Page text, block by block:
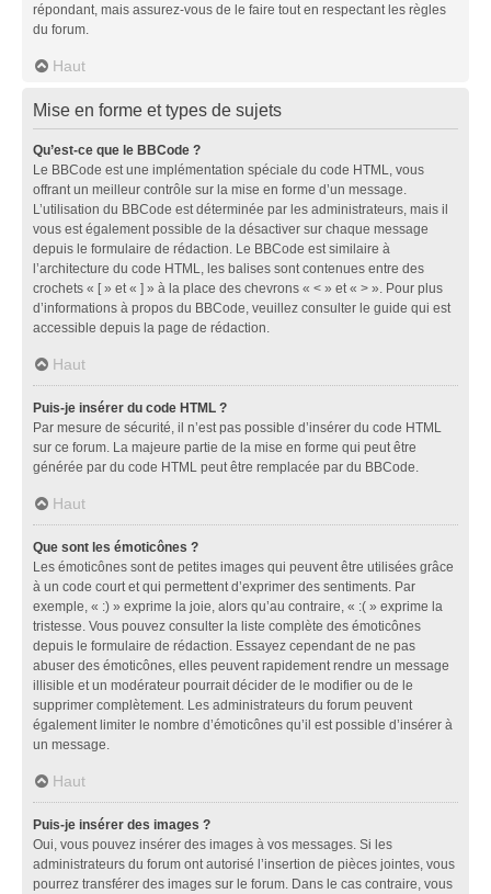
répondant, mais assurez-vous de le faire tout en respectant les règles
du forum.
Haut
Mise en forme et types de sujets
Qu’est-ce que le BBCode ?
Le BBCode est une implémentation spéciale du code HTML, vous
offrant un meilleur contrôle sur la mise en forme d’un message.
L’utilisation du BBCode est déterminée par les administrateurs, mais il
vous est également possible de la désactiver sur chaque message
depuis le formulaire de rédaction. Le BBCode est similaire à
l’architecture du code HTML, les balises sont contenues entre des
crochets « [ » et « ] » à la place des chevrons « < » et « > ». Pour plus
d’informations à propos du BBCode, veuillez consulter le guide qui est
accessible depuis la page de rédaction.
Haut
Puis-je insérer du code HTML ?
Par mesure de sécurité, il n’est pas possible d’insérer du code HTML
sur ce forum. La majeure partie de la mise en forme qui peut être
générée par du code HTML peut être remplacée par du BBCode.
Haut
Que sont les émoticônes ?
Les émoticônes sont de petites images qui peuvent être utilisées grâce
à un code court et qui permettent d’exprimer des sentiments. Par
exemple, « :) » exprime la joie, alors qu’au contraire, « :( » exprime la
tristesse. Vous pouvez consulter la liste complète des émoticônes
depuis le formulaire de rédaction. Essayez cependant de ne pas
abuser des émoticônes, elles peuvent rapidement rendre un message
illisible et un modérateur pourrait décider de le modifier ou de le
supprimer complètement. Les administrateurs du forum peuvent
également limiter le nombre d’émoticônes qu’il est possible d’insérer à
un message.
Haut
Puis-je insérer des images ?
Oui, vous pouvez insérer des images à vos messages. Si les
administrateurs du forum ont autorisé l’insertion de pièces jointes, vous
pourrez transférer des images sur le forum. Dans le cas contraire, vous